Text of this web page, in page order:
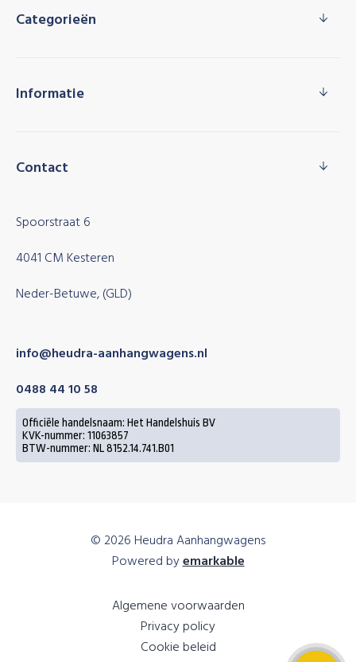
Categorieën
Informatie
Contact
Spoorstraat 6
4041 CM Kesteren
Neder-Betuwe, (GLD)
info@heudra-aanhangwagens.nl
0488 44 10 58
Officiële handelsnaam: Het Handelshuis BV
KVK-nummer: 11063857
BTW-nummer: NL 8152.14.741.B01
© 2026 Heudra Aanhangwagens
Powered byemarkable
Algemene voorwaarden
Privacy policy
Cookie beleid